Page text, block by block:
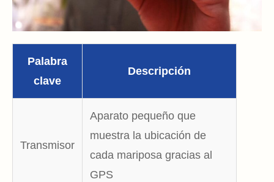
Palabra
clave
Descripción
Transmisor
Aparato pequeño que
muestra la ubicación de
cada mariposa gracias al
GPS